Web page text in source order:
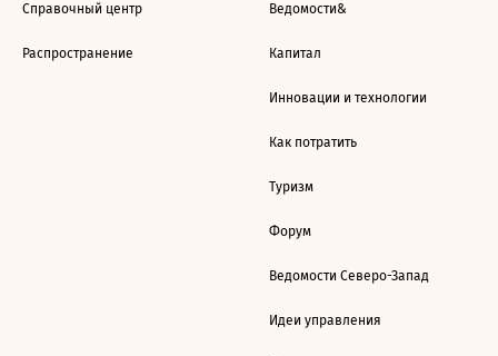
Справочный центр
Распространение
Ведомости&
Капитал
Инновации и технологии
Как потратить
Туризм
Форум
Ведомости Северо-Запад
Идеи управления